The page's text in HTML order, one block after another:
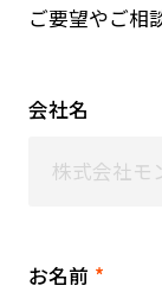
ご要望やご相
会社名
お名前 *